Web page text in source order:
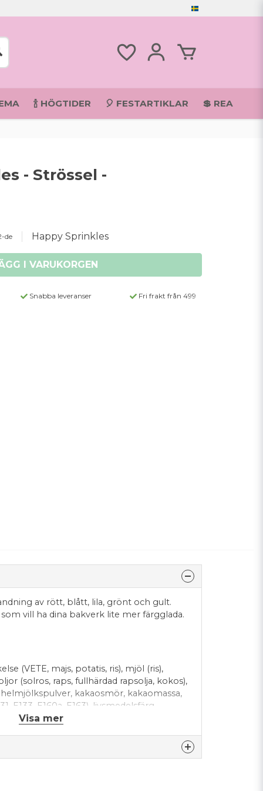
🍾 HÖGTIDER 🎈 FESTARTIKLAR 💲 REA
- Strössel -
de Happy Sprinkles
I VARUKORGEN
Snabba leveranser Fri frakt från 499
av rött, blått, lila, grönt och gult.
vill ha dina bakverk lite mer färgglada.
(VETE, majs, potatis, ris), mjöl (ris),
(solros, raps, fullhärdad rapsolja, kokos),
kakaosmör, kakaomassa,
E133, E160a, E163), livsmedelsfärg
morotsjuice, rädisa, citron, spirulina), arom,
(lecitin (solros, SOJA),
salt). Kan innehålla spår av nötter.
Visa mer
produkten...